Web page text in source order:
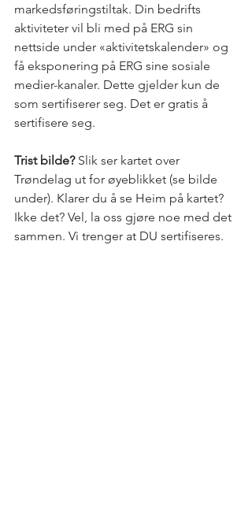
markedsføringstiltak. Din bedrifts
aktiviteter vil bli med på ERG sin
nettside under «aktivitetskalender» og
få eksponering på ERG sine sosiale
medier-kanaler. Dette gjelder kun de
som sertifiserer seg. Det er gratis å
sertifisere seg.
Trist bilde? Slik ser kartet over
Trøndelag ut for øyeblikket (se bilde
under). Klarer du å se Heim på kartet?
Ikke det? Vel, la oss gjøre noe med det
sammen. Vi trenger at DU sertifiseres.